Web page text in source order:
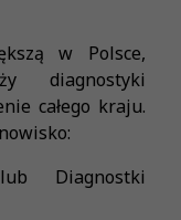
w Polsce,
diagnostyki
całego kraju.
Diagnostki